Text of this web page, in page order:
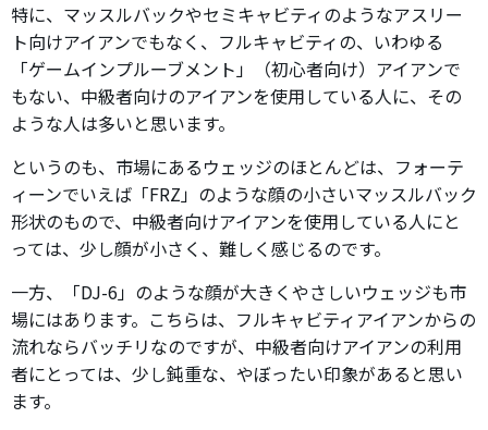
特に、マッスルバックやセミキャビティのようなアスリー
ト向けアイアンでもなく、フルキャビティの、いわゆる
「ゲームインプルーブメント」（初心者向け）アイアンで
もない、中級者向けのアイアンを使用している人に、その
ような人は多いと思います。
というのも、市場にあるウェッジのほとんどは、フォーテ
ィーンでいえば「FRZ」のような顔の小さいマッスルバック
形状のもので、中級者向けアイアンを使用している人にと
っては、少し顔が小さく、難しく感じるのです。
一方、「DJ-6」のような顔が大きくやさしいウェッジも市
場にはあります。こちらは、フルキャビティアイアンからの
流れならバッチリなのですが、中級者向けアイアンの利用
者にとっては、少し鈍重な、やぼったい印象があると思い
ます。